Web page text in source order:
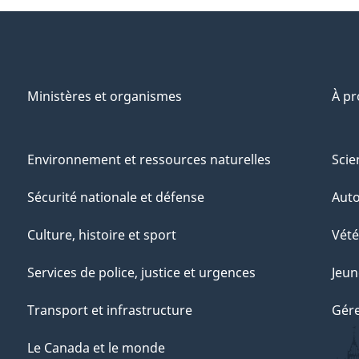
Ministères et organismes À
Environnement et ressources naturelles
Sécurité nationale et défense
Culture, histoire et sport
Services de police, justice et urgences
Transport et infrastructure
Le Canada et le monde